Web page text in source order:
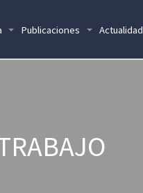
Publicaciones Actualidad